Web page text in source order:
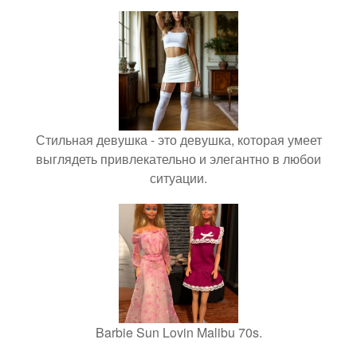
Стильная девушка - это девушка, которая умеет
выглядеть привлекательно и элегантно в любои
ситуации.
Barbie Sun Lovin Malibu 70s.